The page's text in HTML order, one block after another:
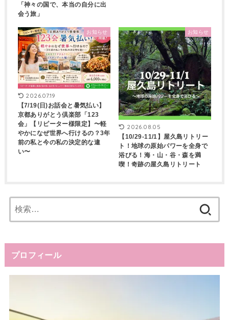
「神々の国で、本当の自分に出
会う旅」
お知らせ
2026.07.19
【7/19(日)お話会と暑気払い】
京都ありがとう倶楽部「123
会」【リピーター様限定】〜軽
やかになぜ世界へ行けるの？3年
前の私と今の私の決定的な違
い〜
お知らせ
2026.08.05
【10/29-11/1】屋久島リトリー
ト！地球の原始パワーを全身で
浴びる！海・山・谷・森を満
喫！奇跡の屋久島リトリート
索:
プロフィール